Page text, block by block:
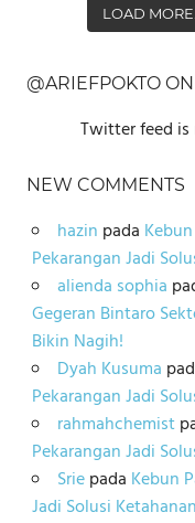
LOAD MORE...
@ARIEFPOKTO
Twitter feed
NEW COMMENTS
hazin pada
Pekarangan Jadi
alienda sophia
Gegeran Bintaro
Bikin Nagih!
Dyah Kusuma
Pekarangan Jadi
rahmahchemist
Pekarangan Jadi
Sriepada Kebun
Jadi Solusi